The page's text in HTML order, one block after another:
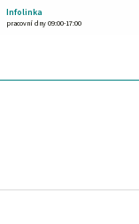
Infolinka
pracovní dny 09:00-17:00